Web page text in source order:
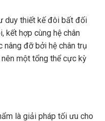
duy thiết kế đôi bất đối
kết hợp cùng hệ chân
nâng đỡ bởi hệ chân trụ
một tổng thể cực kỳ
là giải pháp tối ưu cho